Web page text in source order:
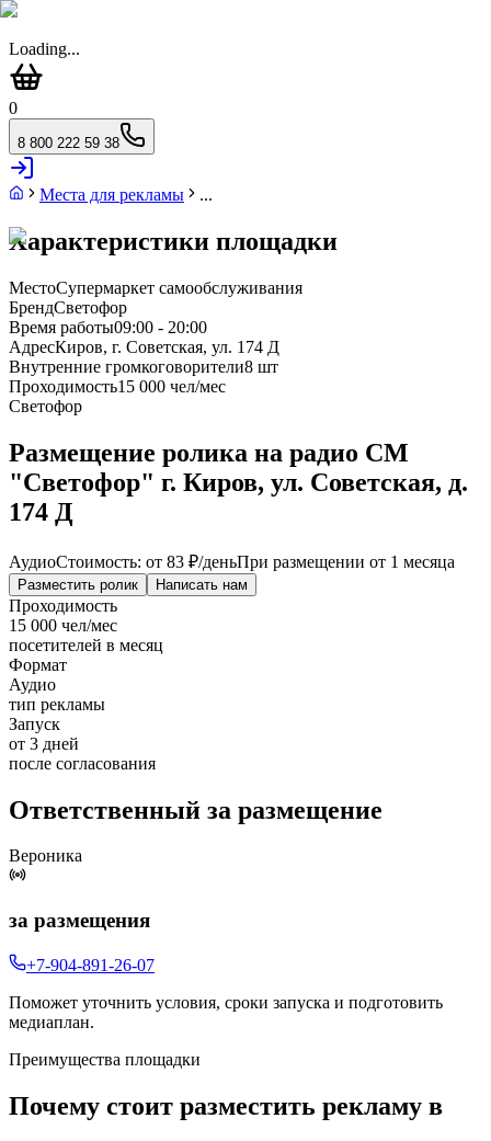
Loading...
0
8 800 222 59 38
Места для рекламы ...
Характеристики площадки
МестоСупермаркет самообслуживания
БрендСветофор
Время работы09:00 - 20:00
АдресКиров, г. Советская, ул. 174 Д
Внутренние громкоговорители8 шт
Проходимость15 000 чел/мес
Светофор
Размещение ролика на радио СМ
"Светофор" г. Киров, ул. Советская, д.
174 Д
АудиоСтоимость: от 83 ₽/деньПри размещении от 1 месяца
Разместить ролик Написать нам
Проходимость
15 000 чел/мес
посетителей в месяц
Формат
Аудио
тип рекламы
Запуск
от 3 дней
после согласования
Ответственный за размещение
Вероника
за размещения
+7-904-891-26-07
Поможет уточнить условия, сроки запуска и подготовить
медиаплан.
Преимущества площадки
Почему стоит разместить рекламу в